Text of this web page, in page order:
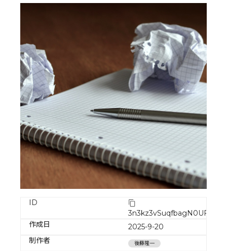
ID
3n3kz3vSuqfbagN0UFum
作成日
2025-9-20
制作者
後藤隆一